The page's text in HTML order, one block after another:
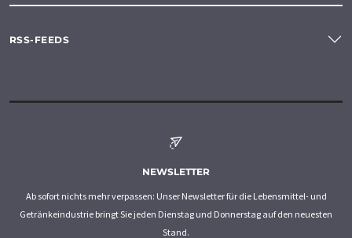
RSS-FEEDS
NEWSLETTER
Ab sofort nichts mehr verpassen: Unser Newsletter für die Lebensmittel- und
Getränkeindustrie bringt Sie jeden Dienstag und Donnerstag auf den neuesten
Stand.